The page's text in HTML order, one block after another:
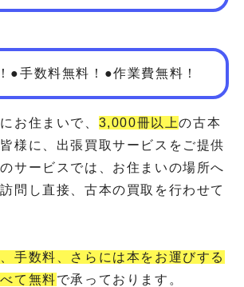
●手数料無料！●作業費無料！
お住まいで、 3,000冊以上の古本
様に、出張買取サービスをご提供
サービスでは、お住まいの場所へ
問し直接、古本の買取を行わせて
手数料、さらには本をお運びする
て無料で承っております。